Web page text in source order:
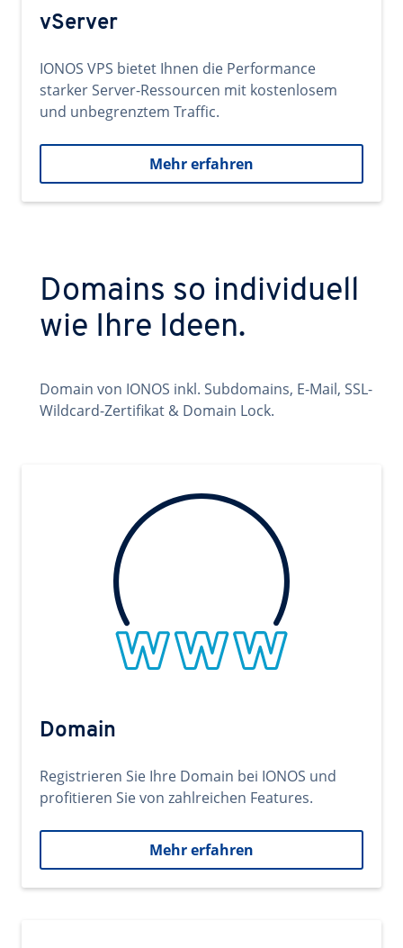
vServer
IONOS VPS bietet Ihnen die Performance
starker Server-Ressourcen mit kostenlosem
und unbegrenztem Traffic.
Mehr erfahren
Domains so individuell
wie Ihre Ideen.
Domain von IONOS inkl. Subdomains, E-Mail, SSL-
Wildcard-Zertifikat & Domain Lock.
Domain
Registrieren Sie Ihre Domain bei IONOS und
profitieren Sie von zahlreichen Features.
Mehr erfahren